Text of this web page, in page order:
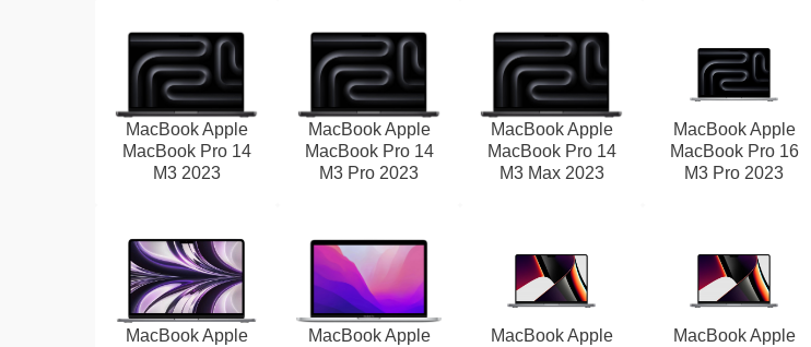
MacBook Apple
MacBook Pro 14
M3 2023
MacBook Apple
MacBook Pro 14
M3 Pro 2023
MacBook Apple
MacBook Pro 14
M3 Max 2023
MacBook Apple
MacBook Pro 16
M3 Pro 2023
MacBook Apple
MacBook Apple
MacBook Apple
MacBook Apple